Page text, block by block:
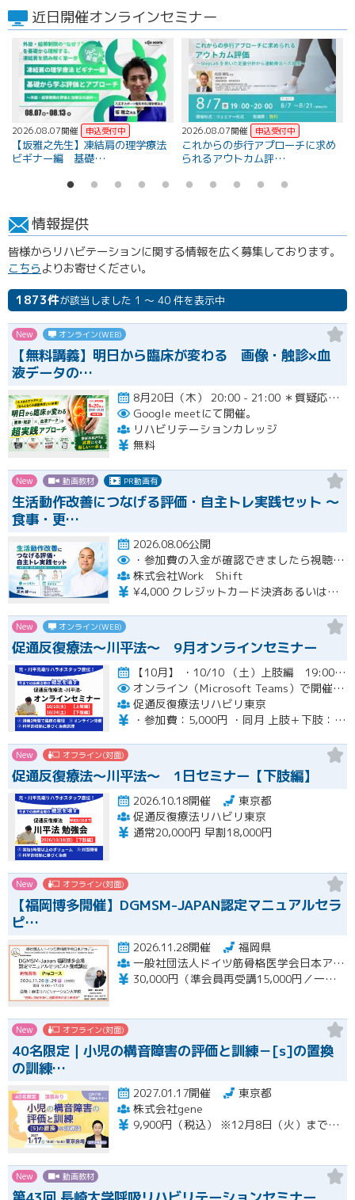
近日開催オンラインセミナー
2026.08.07開催
【坂雅之先生】凍結肩の理学療法
ビギナー編 基礎…
2026.08.07開催
これからの歩行アプローチに求め
られるアウトカム評…
情報提供
皆様からリハビテーションに関する情報を広く募集しております。
こちらよりお寄せください。
1873件が該当しました 1 ～ 40 件を表示中
New オンライン(WEB)
【無料講義】明日から臨床が変わる 画像・触診×血
液データの…
8月20日（木） 20:00 - 21:00 ＊質疑応答とアンケート回答の時間を含みます。終了時間は余裕を持っ…開催
Google meetにて開催。
リハビリテーションカレッジ
無料
New 動画教材 PR動画有
生活動作改善につなげる評価・自主トレ実践セット ～
食事・更…
2026.08.06公開
・参加費の入金が確認できましたら視聴用URLとパスワードおよび資料をお申込みいただきましたメールアドレスに送付します。
株式会社Work Shift
¥4,000 クレジットカード決済あるいは銀行振込となります。
New オンライン(WEB)
促通反復療法〜川平法〜 9月オンラインセミナー
【10月】 ・10/10 （土）上肢編 19:00-20:30(最大21:00) ・10/24（土）下肢編 19…開催
オンライン（Microsoft Teams）で開催。ご入金確認後メールにてURLをお知らせいたします。
促通反復療法リハビリ東京
・参加費：5,000円 ・同月 上肢＋下肢：9,000円
New オフライン(対面)
促通反復療法〜川平法〜 1日セミナー【下肢編】
2026.10.18開催
東京都
促通反復療法リハビリ東京
通常20,000円 早割18,000円
New オフライン(対面)
【福岡博多開催】DGMSM-JAPAN認定マニュアルセラ
ピ…
2026.11.28開催
福岡県
一般社団法人ドイツ筋骨格医学会日本アカデミー（DGMSM-JAPAN）福岡博多会場
30,000円（準会員再受講15,000円／一般会員13,000円）
New オフライン(対面)
40名限定｜小児の構音障害の評価と訓練－[s]の置換
の訓練…
2027.01.17開催
東京都
株式会社gene
9,900円（税込） ※12月8日（火）までの限定価格※ 12月9日（水）以降のお申込みは13,200円（税込）となります。 当日会場にてお支払いください（現金のみ） 【キャンセルについて】 1月11日（月）午前8時以降のキャンセルは、キャンセル料（セミナー受講料全額）が発生いたします。
New 動画教材